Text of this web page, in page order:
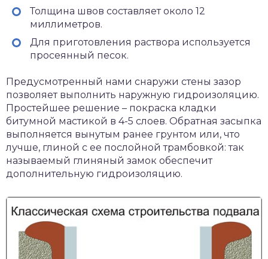
Толщина швов составляет около 12
миллиметров.
Для приготовления раствора используется
просеянный песок.
Предусмотренный нами снаружи стены зазор
позволяет выполнить наружную гидроизоляцию.
Простейшее решение – покраска кладки
битумной мастикой в 4-5 слоев. Обратная засыпка
выполняется вынутым ранее грунтом или, что
лучше, глиной с ее послойной трамбовкой: так
называемый глиняный замок обеспечит
дополнительную гидроизоляцию.